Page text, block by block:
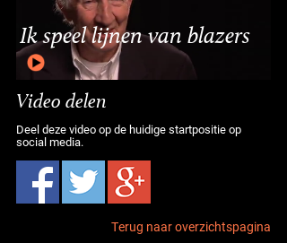
Ik speel lijnen van blazers
Video delen
Deel deze video op de huidige startpositie op
social media.
Terug naar overzichtspagina